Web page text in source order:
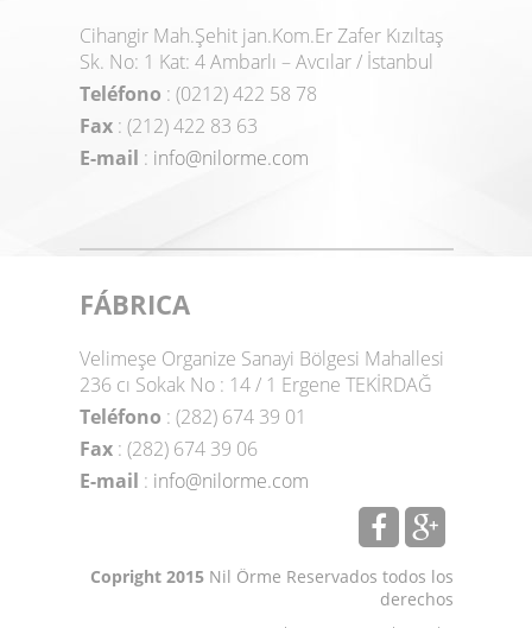
Cihangir Mah.Şehit jan.Kom.Er Zafer Kızıltaş
Sk. No: 1 Kat: 4 Ambarlı – Avcılar / İstanbul
Teléfono : (0212) 422 58 78
Fax: (212) 422 83 63
E-mail : info@nilorme.com
FÁBRICA
Velimeşe Organize Sanayi Bölgesi Mahallesi
236 cı Sokak No : 14 / 1 Ergene TEKİRDAĞ
Teléfono : (282) 674 39 01
Fax: (282) 674 39 06
E-mail : info@nilorme.com
Copright 2015Nil Örme Reservados todos los
derechos